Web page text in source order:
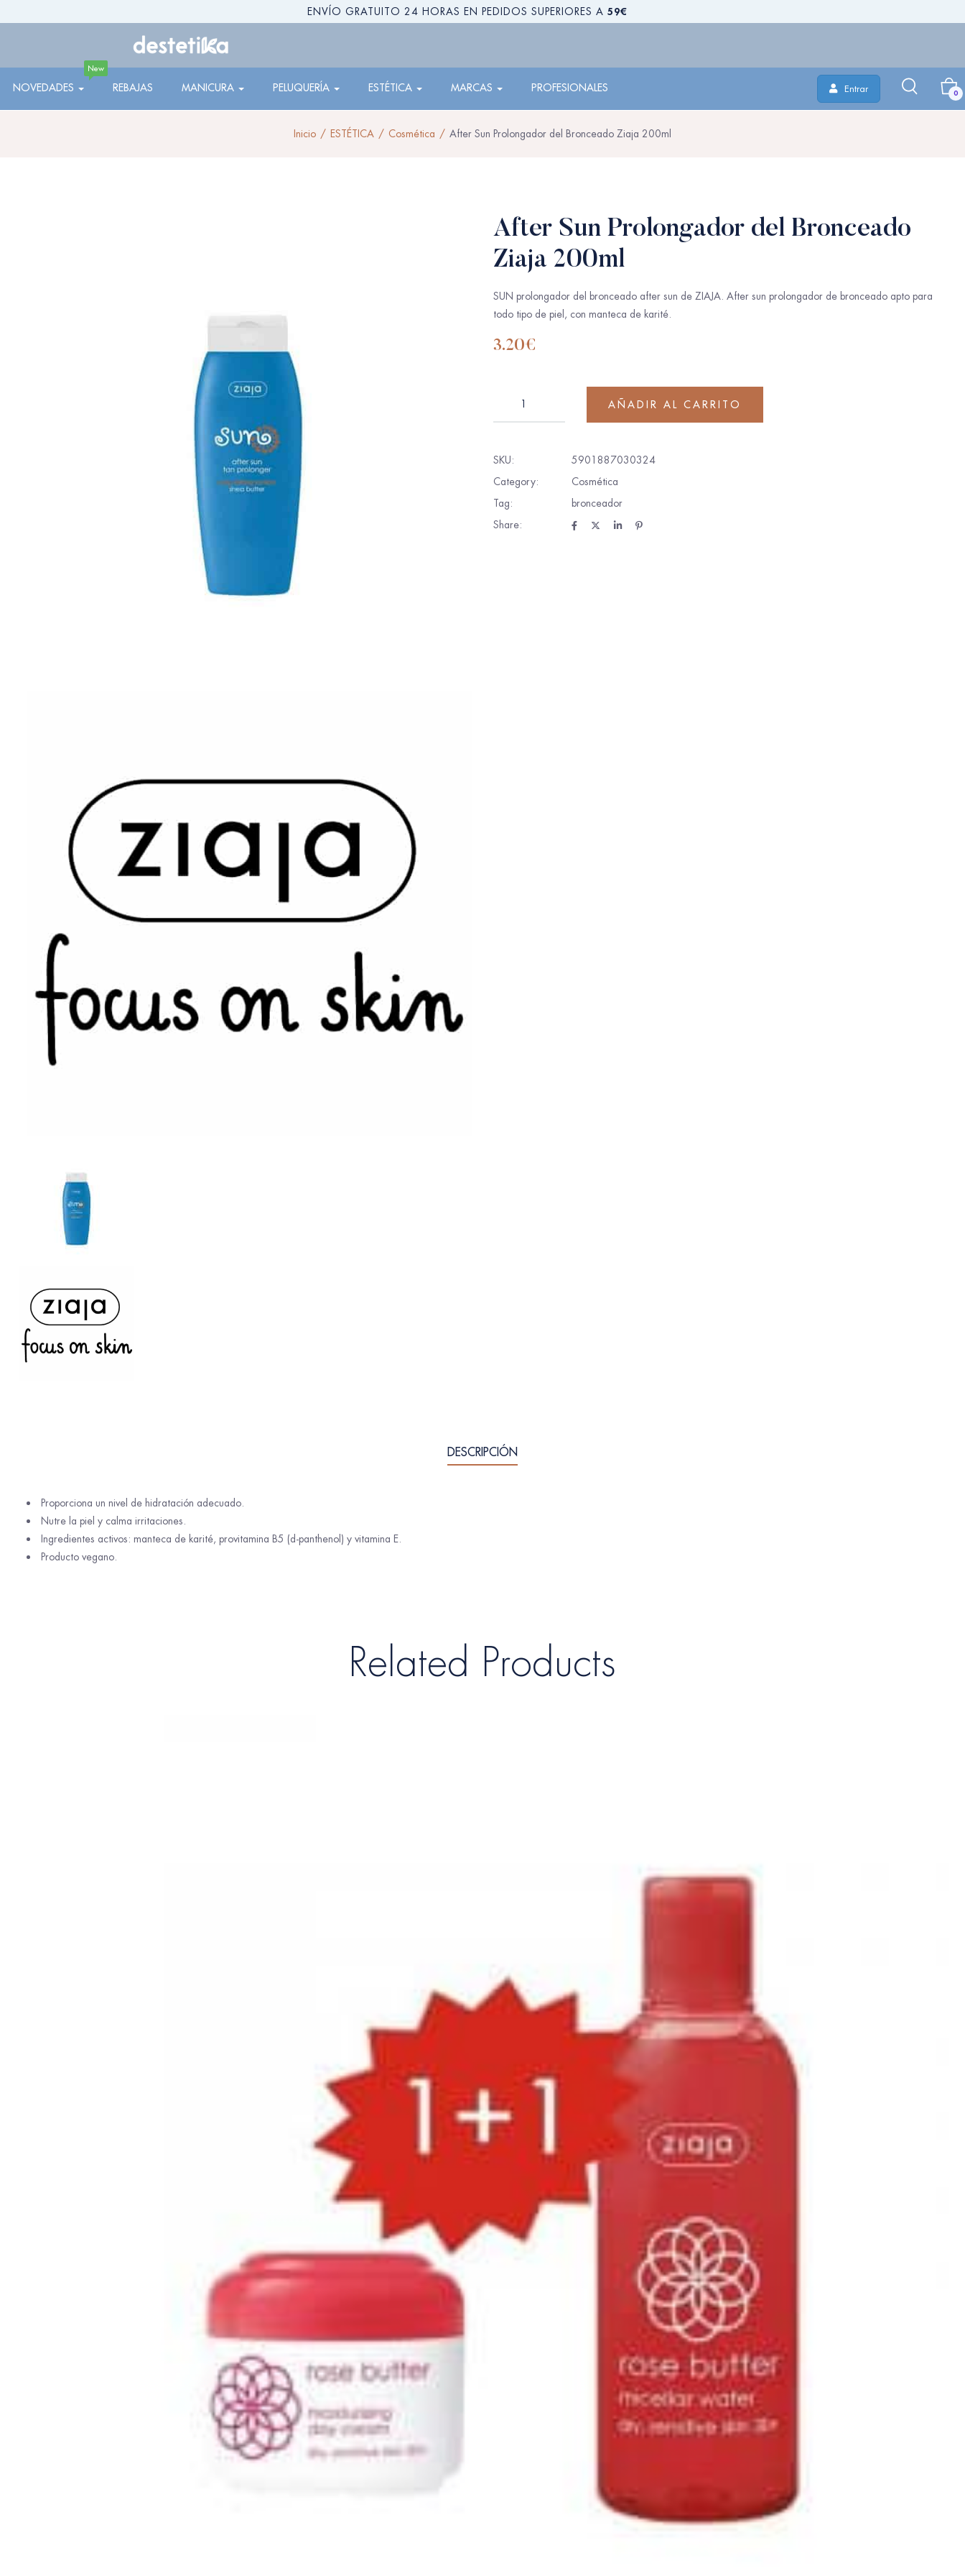
ENVÍO GRATUITO 24 HORAS EN PEDIDOS SUPERIORES A 59€
NOVEDADES
New
REBAJAS MANICURA PELUQUERÍA ESTÉTICA MARCAS PROFESIONALES Entrar 0
Inicio ESTÉTICA Cosmética After Sun Prolongador del Bronceado Ziaja 200ml
After Sun Prolongador del Bronceado
Ziaja 200ml
SUN prolongador del bronceado after sun de ZIAJA. After sun prolongador de bronceado apto para
todo tipo de piel, con manteca de karité.
3.20€
AÑADIR AL CARRITO
SKU:
5901887030324
Category:
Cosmética
Tag:
bronceador
Share:
DESCRIPCIÓN
Proporciona un nivel de hidratación adecuado.
Nutre la piel y calma irritaciones.
Ingredientes activos: manteca de karité, provitamina B5 (d-panthenol) y vitamina E.
Producto vegano.
Related Products